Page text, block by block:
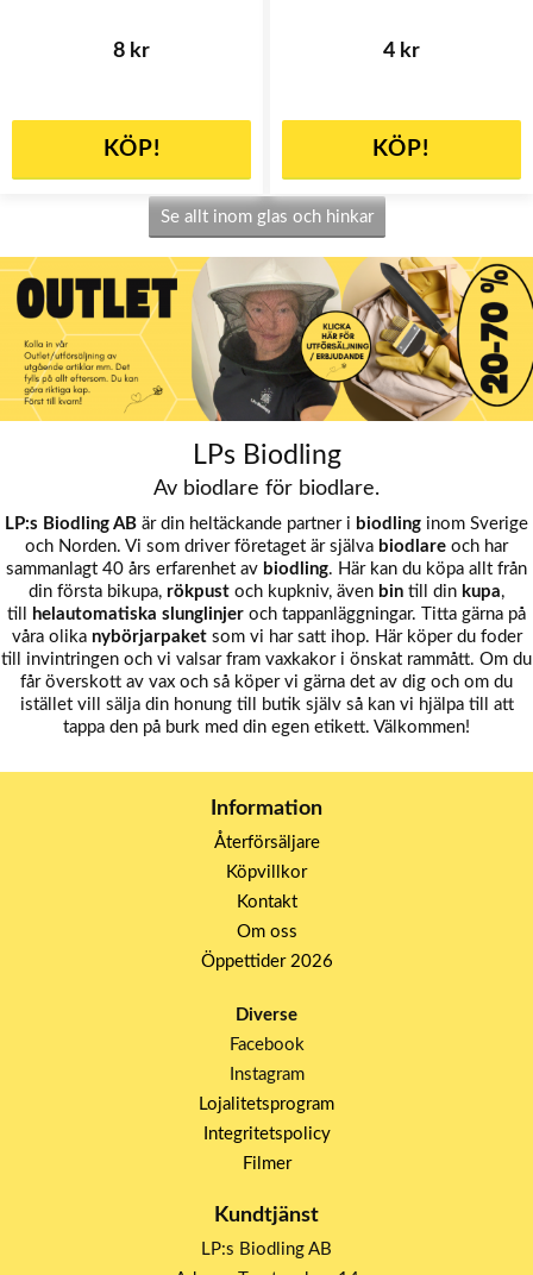
8 kr
KÖP!
4 kr
KÖP!
Se allt inom glas och hinkar
LPs Biodling
Av biodlare för biodlare.
LP:s Biodling AB är din heltäckande partner i biodling inom Sverige
och Norden. Vi som driver företaget är själva biodlare och har
sammanlagt 40 års erfarenhet av biodling. Här kan du köpa allt från
din första bikupa, rökpust och kupkniv, även bin till din kupa,
till
helautomatiska slunglinjer och tappanläggningar. Titta gärna på
våra olika nybörjarpaket som vi har satt ihop. Här köper du foder
till invintringen och vi valsar fram vaxkakori önskat rammått. Om du
får överskott av vax och så köper vi gärna det av dig och om du
istället vill sälja din honung till butik själv så kan vi hjälpa till att
tappa den på burk med din egen etikett. Välkommen!
Information
Återförsäljare
Köpvillkor
Kontakt
Om oss
Öppettider 2026
Diverse
Facebook
Instagram
Lojalitetsprogram
Integritetspolicy
Filmer
Kundtjänst
LP:s Biodling AB